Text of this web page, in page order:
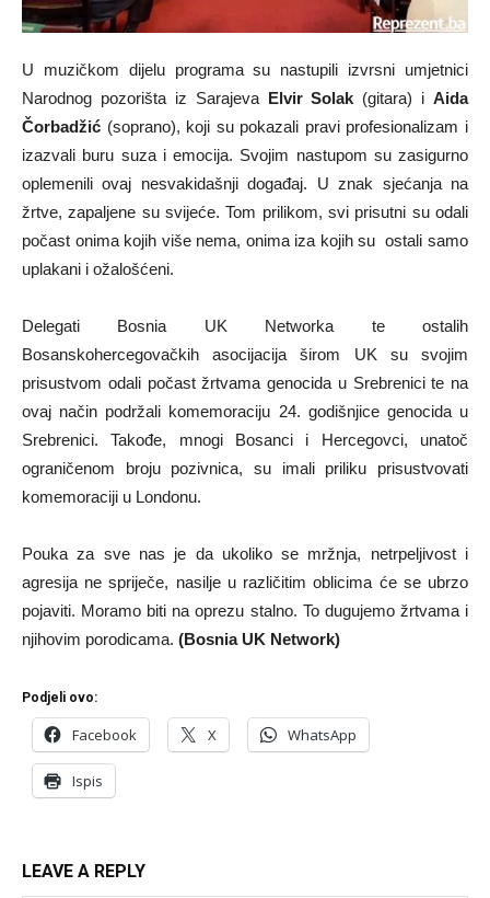
U muzičkom dijelu programa su nastupili izvrsni umjetnici
Narodnog pozorišta iz Sarajeva Elvir Solak (gitara) i Aida
Čorbadžić (soprano), koji su pokazali pravi profesionalizam i
izazvali buru suza i emocija. Svojim nastupom su zasigurno
oplemenili ovaj nesvakidašnji događaj. U znak sjećanja na
žrtve, zapaljene su svijeće. Tom prilikom, svi prisutni su odali
počast onima kojih više nema, onima iza kojih su ostali samo
uplakani i ožalošćeni.
Delegati Bosnia UK Networka te ostalih
Bosanskohercegovačkih asocijacija širom UK su svojim
prisustvom odali počast žrtvama genocida u Srebrenici te na
ovaj način podržali komemoraciju 24. godišnjice genocida u
Srebrenici. Takođe, mnogi Bosanci i Hercegovci, unatoč
ograničenom broju pozivnica, su imali priliku prisustvovati
komemoraciji u Londonu.
Pouka za sve nas je da ukoliko se mržnja, netrpeljivost i
agresija ne spriječe, nasilje u različitim oblicima će se ubrzo
pojaviti. Moramo biti na oprezu stalno. To dugujemo žrtvama i
njihovim porodicama. (Bosnia UK Network)
Podjeli ovo:
Facebook X WhatsApp
Ispis
LEAVE A REPLY